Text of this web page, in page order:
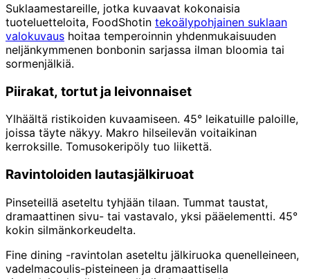
Suklaamestareille, jotka kuvaavat kokonaisia
tuoteluetteloita, FoodShotin tekoälypohjainen suklaan
valokuvaus hoitaa temperoinnin yhdenmukaisuuden
neljänkymmenen bonbonin sarjassa ilman bloomia tai
sormenjälkiä.
Piirakat, tortut ja leivonnaiset
Ylhäältä ristikoiden kuvaamiseen. 45° leikatuille paloille,
joissa täyte näkyy. Makro hilseilevän voitaikinan
kerroksille. Tomusokeripöly tuo liikettä.
Ravintoloiden lautasjälkiruoat
Pinseteillä aseteltu tyhjään tilaan. Tummat taustat,
dramaattinen sivu- tai vastavalo, yksi pääelementti. 45°
kokin silmänkorkeudelta.
Fine dining -ravintolan aseteltu jälkiruoka quenelleineen,
vadelmacoulis-pisteineen ja dramaattisella